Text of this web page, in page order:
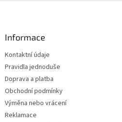
Informace
Kontaktní údaje
Pravidla jednoduše
Doprava a platba
Obchodní podmínky
Výměna nebo vrácení
Reklamace